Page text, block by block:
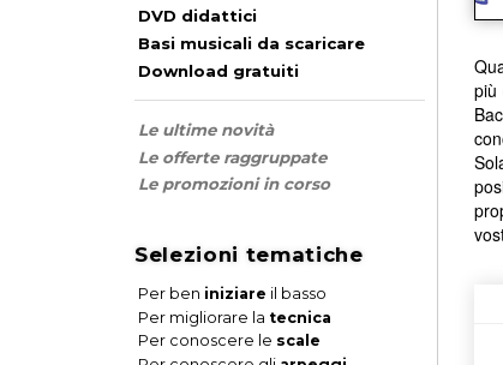
DVD didattici
Basi musicali da scaricare
Download gratuiti
Le ultime novità
Le offerte raggruppate
Le promozioni in corso
Selezioni tematiche
Per ben iniziare il basso
Per migliorare la tecnica
Per conoscere le scale
più